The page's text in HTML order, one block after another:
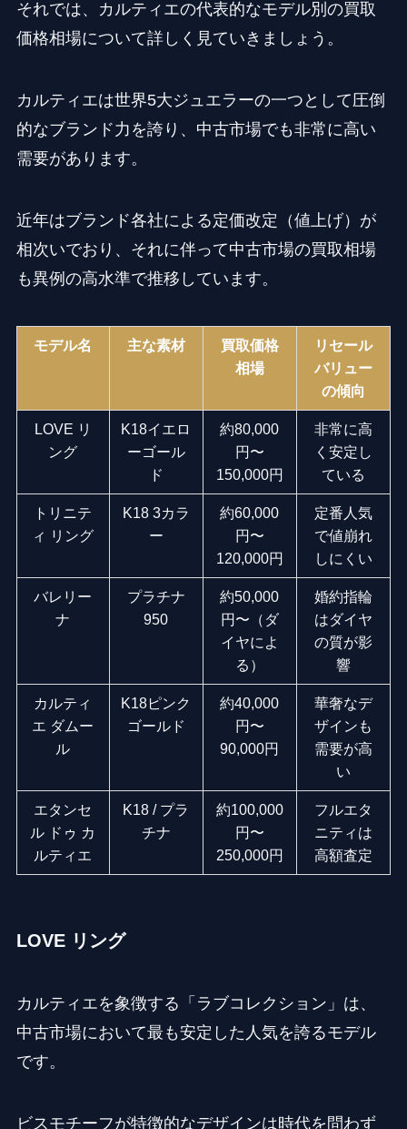
それでは、カルティエの代表的なモデル別の買取
価格相場について詳しく見ていきましょう。
カルティエは世界5大ジュエラーの一つとして圧倒
的なブランド力を誇り、中古市場でも非常に高い
需要があります。
近年はブランド各社による定価改定（値上げ）が
相次いでおり、それに伴って中古市場の買取相場
も異例の高水準で推移しています。
モデル名 主な素材
買取価格
相場
リセール
バリュー
の傾向
LOVE リ
ング
K18イエロ
ーゴール
ド
約80,000
円〜
150,000円
非常に高
く安定し
ている
トリニテ
ィ リング
K18 3カラ
ー
約60,000
円〜
120,000円
定番人気
で値崩れ
しにくい
バレリー
ナ
プラチナ
950
約50,000
円〜（ダ
イヤによ
る）
婚約指輪
はダイヤ
の質が影
響
カルティ
エ ダムー
ル
K18ピンク
ゴールド
約40,000
円〜
90,000円
華奢なデ
ザインも
需要が高
い
エタンセ
ル ドゥ カ
ルティエ
K18 / プラ
チナ
約100,000
円〜
250,000円
フルエタ
ニティは
高額査定
LOVE リング
カルティエを象徴する「ラブコレクション」は、
中古市場において最も安定した人気を誇るモデル
です。
ビスモチーフが特徴的なデザインは時代を問わず